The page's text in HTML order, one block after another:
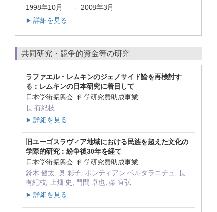
1998年10月 - 2008年3月
▶ 詳細を見る
共同研究・競争的資金等の研究
ラファエル・レムキンのジェノサイド論を再検討す
る：レムキンの日本研究に着目して
日本学術振興会 科学研究費助成事業
長 有紀枝
▶ 詳細を見る
旧ユーゴスラヴィア地域における民族を超えた文化の
学際的研究：紛争後30年を経て
日本学術振興会 科学研究費助成事業
鈴木 健太, 奥 彩子, ボシティアン ベルタラニチュ, 長
有紀枝, 上畑 史, 門間 卓也, 柴 宜弘
▶ 詳細を見る